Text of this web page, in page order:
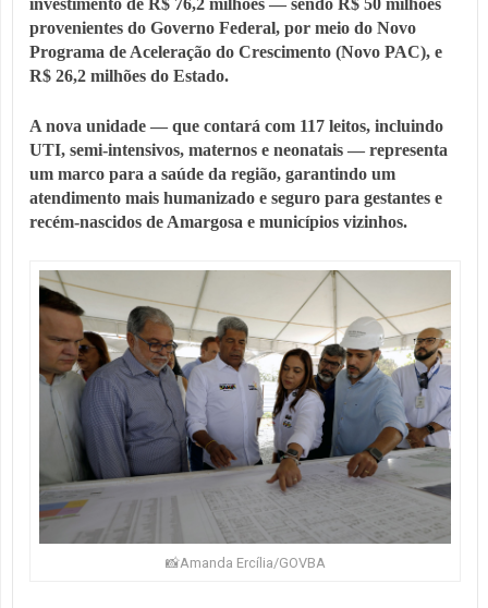
provenientes do Governo Federal, por meio do Novo
Programa de Aceleração do Crescimento (Novo PAC), e
R$ 26,2 milhões do Estado.
A nova unidade — que contará com 117 leitos, incluindo
UTI, semi-intensivos, maternos e neonatais — representa
um marco para a saúde da região, garantindo um
atendimento mais humanizado e seguro para gestantes e
recém-nascidos de Amargosa e municípios vizinhos.
📸Amanda Ercília/GOVBA